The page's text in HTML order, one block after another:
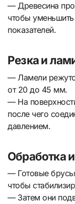
— Древесина
чтобы
показателей.
Резка и
— Ламели
от 20 до 45 мм.
— На
после чего
давлением.
Обработка
— Готовые
чтобы
— Затем они